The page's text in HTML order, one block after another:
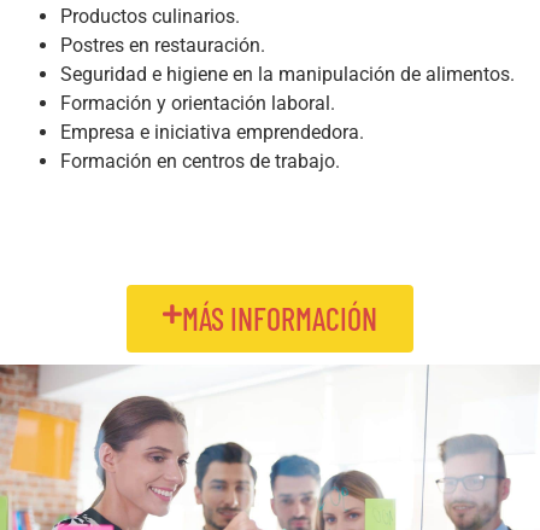
Productos culinarios.
Postres en restauración.
Seguridad e higiene en la manipulación de alimentos.
Formación y orientación laboral.
Empresa e iniciativa emprendedora.
Formación en centros de trabajo.
MÁS INFORMACIÓN